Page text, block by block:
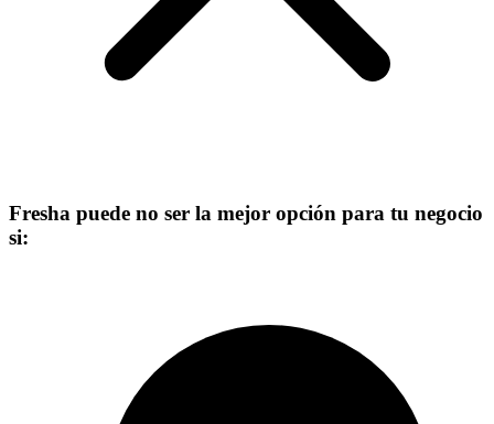
Fresha puede no ser la mejor opción para tu negocio
si: